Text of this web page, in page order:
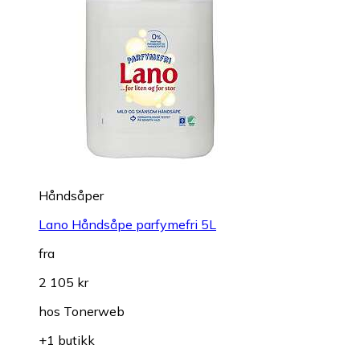
Håndsåper
Lano Håndsåpe parfymefri 5L
fra
2 105 kr
hos Tonerweb
+1 butikk